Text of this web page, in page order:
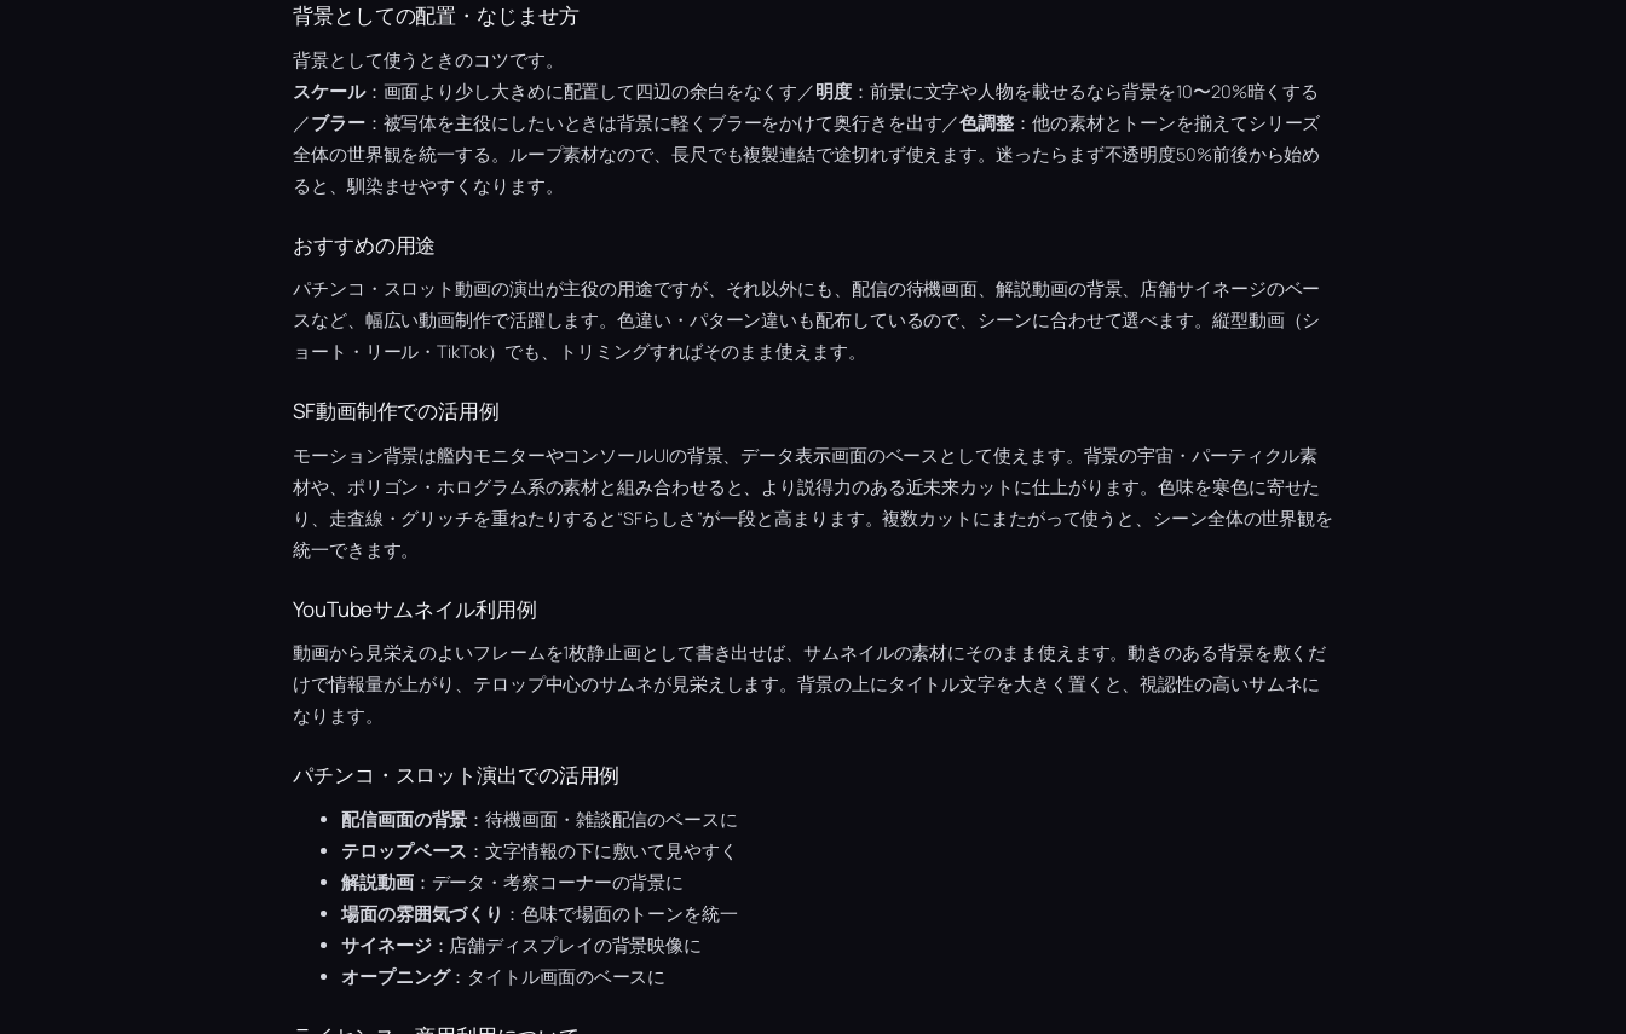
背景としての配置・なじませ方
背景として使うときのコツです。
スケール：画面より少し大きめに配置して四辺の余白をなくす／明度：前景に文字や人物を載せるなら背景を10〜20%暗くする
／ブラー：被写体を主役にしたいときは背景に軽くブラーをかけて奥行きを出す／色調整 ：他の素材とトーンを揃えてシリーズ
全体の世界観を統一する。ループ素材なので、長尺でも複製連結で途切れず使えます。迷ったらまず不透明度50%前後から始め
ると、馴染ませやすくなります。
おすすめの用途
パチンコ・スロット動画の演出が主役の用途ですが、それ以外にも、配信の待機画面、解説動画の背景、店舗サイネージのベー
スなど、幅広い動画制作で活躍します。色違い・パターン違いも配布しているので、シーンに合わせて選べます。縦型動画（シ
ョート・リール・TikTok）でも、トリミングすればそのまま使えます。
SF動画制作での活用例
モーション背景は艦内モニターやコンソールUIの背景、データ表示画面のベースとして使えます。背景の宇宙・パーティクル素
材や、ポリゴン・ホログラム系の素材と組み合わせると、より説得力のある近未来カットに仕上がります。色味を寒色に寄せた
り、走査線・グリッチを重ねたりすると“SFらしさ”が一段と高まります。複数カットにまたがって使うと、シーン全体の世界観を
統一できます。
YouTubeサムネイル利用例
動画から見栄えのよいフレームを1枚静止画として書き出せば、サムネイルの素材にそのまま使えます。動きのある背景を敷くだ
けで情報量が上がり、テロップ中心のサムネが見栄えします。背景の上にタイトル文字を大きく置くと、視認性の高いサムネに
なります。
パチンコ・スロット演出での活用例
配信画面の背景 ：待機画面・雑談配信のベースに
テロップベース ：文字情報の下に敷いて見やすく
解説動画：データ・考察コーナーの背景に
場面の雰囲気づくり ：色味で場面のトーンを統一
サイネージ：店舗ディスプレイの背景映像に
オープニング：タイトル画面のベースに